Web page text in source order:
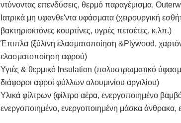
ντύνοντας επενδύσεις, θερμό παραγέμισμα,
Ιατρικά μη υφανθε'ντα υφάσματα (χειρουργική
βακτηριοκτόνες κουρτίνες, υγρές πετσέτες, κ.λπ.)
Έπιπλα (ξύλινη ελασματοποίηση &Plywood,
ελασματοποίηση αφρού)
Υγιές & θερμικό lnsulation (πολυστρωματικό
διάφοροι αφροί φύλλων αλουμινίου αργιλίου)
Υλικά φίλτρων (φίλτρο αέρα, ενεργοποιημένο
ενεργοποιημένο, ενεργοποιημένη μάσκα άνθρακα,